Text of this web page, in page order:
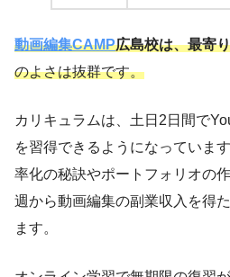
動画編集CAMP広島校は、最寄
のよさは抜群です。
カリキュラムは、土日2日間で
を習得できるようになっていま
率化の秘訣やポートフォリオの
週から動画編集の副業収入を得
ます。